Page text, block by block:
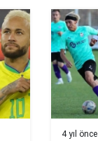
4 yıl önce